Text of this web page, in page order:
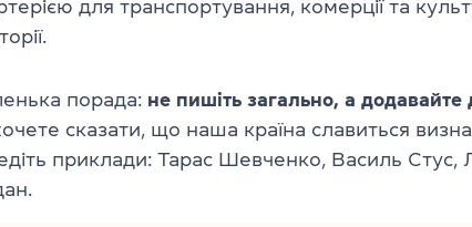
для транспортування, комерції та
порада: не пишіть загально, а додавайте
сказати, що наша країна славиться
приклади: Тарас Шевченко, Василь Стус,